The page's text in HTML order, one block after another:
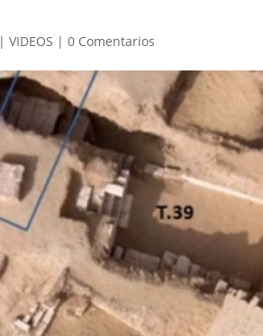
|VIDEOS |0 Comentarios